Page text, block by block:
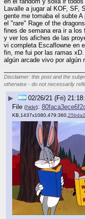
Lavalle a jugar al KOF, SF,
gente me tomaba el subte
el "rare" Rage of the
fines de semana era ir a los
y ver los afiches de las
vi completa Escaflowne en
fin, me fui por las ramas
algún arcade vivo por algún
Disclaimer: this post and the
otherwise - do not necessarily
▶ 02/26/21 (Fri)
File (hide):
KB,1437x1080,479:360,